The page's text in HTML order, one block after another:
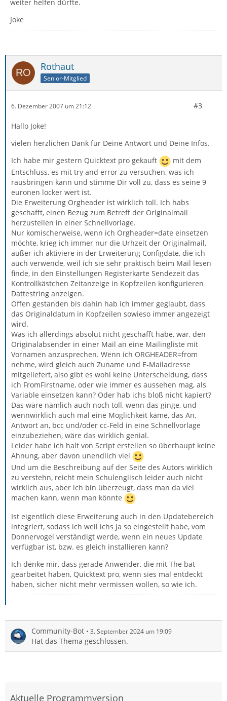
weiter helfen dürfte.
Joke
Rothaut
Senior-Mitglied
6. Dezember 2007 um 21:12 #3
Hallo Joke!
vielen herzlichen Dank für Deine Antwort und Deine Infos.
Ich habe mir gestern Quicktext pro gekauft
mit dem
Entschluss, es mit try and error zu versuchen, was ich
rausbringen kann und stimme Dir voll zu, dass es seine 9
euronen locker wert ist.
Die Erweiterung Orgheader ist wirklich toll. Ich habs
geschafft, einen Bezug zum Betreff der Originalmail
herzustellen in einer Schnellvorlage.
Nur komischerweise, wenn ich Orgheader=date einsetzen
möchte, krieg ich immer nur die Urhzeit der Originalmail,
außer ich aktiviere in der Erweiterung Configdate, die ich
auch verwende, weil ich sie sehr praktisch beim Mail lesen
finde, in den Einstellungen Registerkarte Sendezeit das
Kontrollkästchen Zeitanzeige in Kopfzeilen konfigurieren
Dattestring anzeigen.
Offen gestanden bis dahin hab ich immer geglaubt, dass
das Originaldatum in Kopfzeilen sowieso immer angezeigt
wird.
Was ich allerdings absolut nicht geschafft habe, war, den
Originalabsender in einer Mail an eine Mailingliste mit
Vornamen anzusprechen. Wenn ich ORGHEADER=from
nehme, wird gleich auch Zuname und E-Mailadresse
mitgeliefert, also gibt es wohl keine Unterscheidung, dass
ich FromFirstname, oder wie immer es aussehen mag, als
Variable einsetzen kann? Oder hab ichs bloß nicht kapiert?
Das wäre nämlich auch noch toll, wenn das ginge, und
wennwirklich auch mal eine Möglichkeit käme, das An,
Antwort an, bcc und/oder cc-Feld in eine Schnellvorlage
einzubeziehen, wäre das wirklich genial.
Leider habe ich halt von Script erstellen so überhaupt keine
Ahnung, aber davon unendlich viel
Und um die Beschreibung auf der Seite des Autors wirklich
zu verstehn, reicht mein Schulenglisch leider auch nicht
wirklich aus, aber ich bin überzeugt, dass man da viel
machen kann, wenn man könnte
Ist eigentlich diese Erweiterung auch in den Updatebereich
integriert, sodass ich weil ichs ja so eingestellt habe, vom
Donnervogel verständigt werde, wenn ein neues Update
verfügbar ist, bzw. es gleich installieren kann?
Ich denke mir, dass gerade Anwender, die mit The bat
gearbeitet haben, Quicktext pro, wenn sies mal entdeckt
haben, sicher nicht mehr vermissen wollen, so wie ich.
Community-Bot 3. September 2024 um 19:09
Hat das Thema geschlossen.
Aktuelle Programmversion